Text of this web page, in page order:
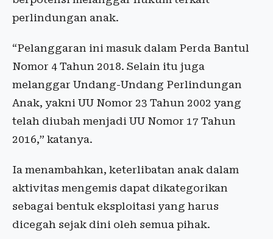
perlindungan anak.
“Pelanggaran ini masuk dalam Perda Bantul
Nomor 4 Tahun 2018. Selain itu juga
melanggar Undang-Undang Perlindungan
Anak, yakni UU Nomor 23 Tahun 2002 yang
telah diubah menjadi UU Nomor 17 Tahun
2016,” katanya.
Ia menambahkan, keterlibatan anak dalam
aktivitas mengemis dapat dikategorikan
sebagai bentuk eksploitasi yang harus
dicegah sejak dini oleh semua pihak.